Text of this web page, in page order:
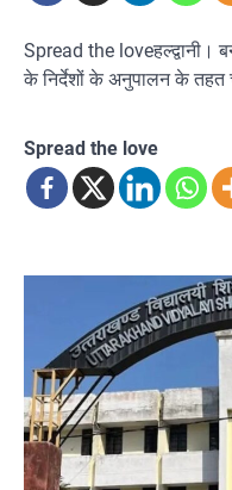
Spread the loveहल्द्वानी।
के निर्देशों के अनुपालन के तहत
Spread the love